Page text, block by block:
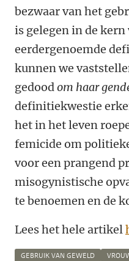
bezwaar van het
is gelegen in de kern
eerdergenoemde
kunnen we
gedoodom haar
definitiekwestie
het in het leven
femicide om
voor een prangend
misogynistische
te benoemen en de
Lees het hele artikel
GEBRUIK VAN GEWELD